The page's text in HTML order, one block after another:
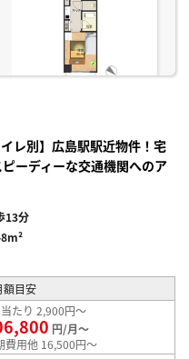
レ別】広島駅駅近物件！宅
ーディーな交通機関へのア
13分
額目安
たり 2,900円～
円/月～
費用他 16,500円～